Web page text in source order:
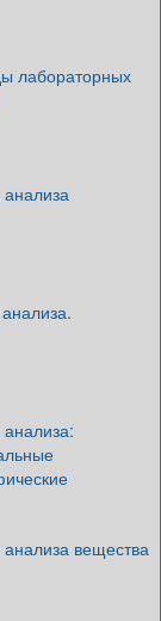
лабораторных
вещества